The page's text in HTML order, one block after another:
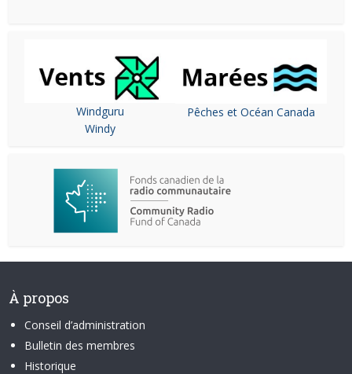
Windguru
Windy
Pêches et Océan Canada
À propos
Conseil d’administration
Bulletin des membres
Historique